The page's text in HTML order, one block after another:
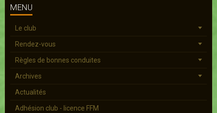
MENU
Le club
Rendez-vous
Règles de bonnes conduites
Archives
Actualités
Adhésion club - licence FFM